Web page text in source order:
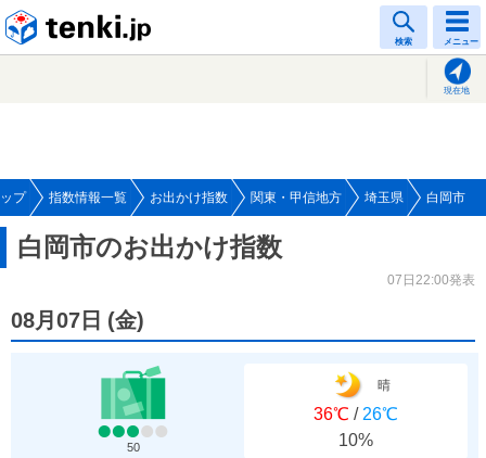
検索 メニュー
現在地
プ 指数情報一覧 お出かけ指数 関東・甲信地方 埼玉県 白岡市
白岡市のお出かけ指数
07日22:00発表
08月07日 (金)
50
晴
36℃ / 26℃
10%